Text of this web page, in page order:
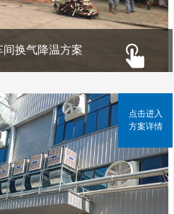
间换气降温方案
点击进入
方案详情